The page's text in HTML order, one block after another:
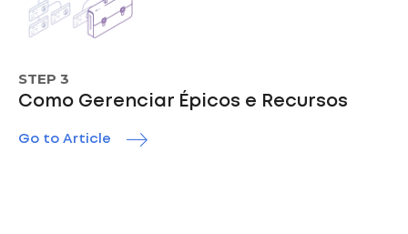
STEP 3
Como Gerenciar Épicos e Recursos
Go to Article